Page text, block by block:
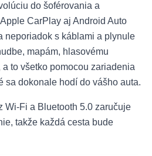
do šoférovania a
CarPlay aj Android Auto
neporiadok s káblami a plynule
mapám, hlasovému
to všetko pomocou zariadenia
sa dokonale hodí do vášho auta.
Wi-Fi a Bluetooth 5.0 zaručuje
takže každá cesta bude